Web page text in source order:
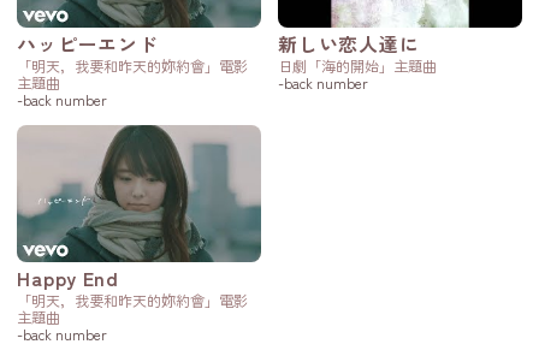
ハッピーエンド
「明天，我要和昨天的妳約會」電影
主題曲
-back number
新しい恋人達に
日劇「海的開始」主題曲
-back number
Happy End
「明天，我要和昨天的妳約會」電影
主題曲
-back number